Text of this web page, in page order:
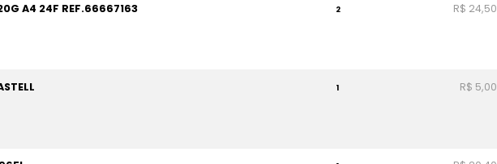
A4 24F REF.66667163 2 R$ 24,50
1 R$ 5,00